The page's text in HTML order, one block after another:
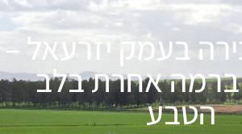
בעמק יזרעאל –
ברמה אחרת בלב
הטבע